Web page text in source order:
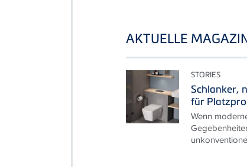
AKTUELLE
STORIES
Schlanker,
für
Wenn